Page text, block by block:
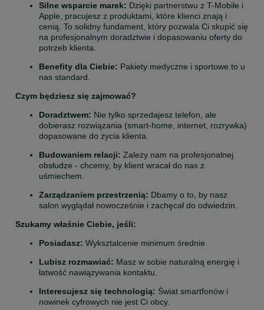
Silne wsparcie marek: Dzięki partnerstwu z T-Mobile i
Apple, pracujesz z produktami, które klienci znają i
cenią. To solidny fundament, który pozwala Ci skupić się
na profesjonalnym doradztwie i dopasowaniu oferty do
potrzeb klienta.
Benefity dla Ciebie: Pakiety medyczne i sportowe to u
nas standard.
Czym będziesz się zajmować?
Doradztwem: Nie tylko sprzedajesz telefon, ale
dobierasz rozwiązania (smart-home, internet, rozrywka)
dopasowane do życia klienta.
Budowaniem relacji: Zależy nam na profesjonalnej
obsłudze - chcemy, by klient wracał do nas z
uśmiechem.
Zarządzaniem przestrzenią: Dbamy o to, by nasz
salon wyglądał nowocześnie i zachęcał do odwiedzin.
Szukamy właśnie Ciebie, jeśli:
Posiadasz: Wyksztalcenie minimum średnie
Lubisz rozmawiać: Masz w sobie naturalną energię i
łatwość nawiązywania kontaktu.
Interesujesz się technologią: Świat smartfonów i
nowinek cyfrowych nie jest Ci obcy.